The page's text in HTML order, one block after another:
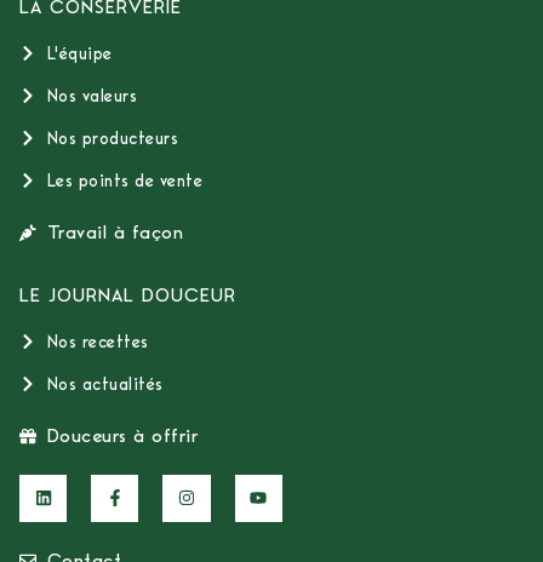
LA CONSERVERIE
L'équipe
Nos valeurs
Nos producteurs
Les points de vente
Travail à façon
LE JOURNAL DOUCEUR
Nos recettes
Nos actualités
Douceurs à offrir